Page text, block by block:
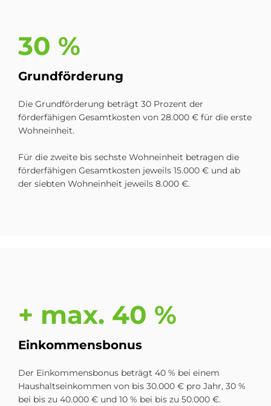
30 %
Grund­för­de­rung
Die Grundförderung beträgt 30 Prozent der
förderfähigen Gesamtkosten von 28.000 € für die erste
Wohneinheit.
Für die zweite bis sechste Wohneinheit betragen die
förderfähigen Gesamtkosten jeweils 15.000 € und ab
der siebten Wohneinheit jeweils 8.000 €.
+ max. 40 %
Ein­kom­mens­bo­nus
Der Einkommensbonus beträgt 40 % bei einem
Haushaltseinkommen von bis 30.000 € pro Jahr, 30 %
bei bis zu 40.000 € und 10 % bei bis zu 50.000 €.